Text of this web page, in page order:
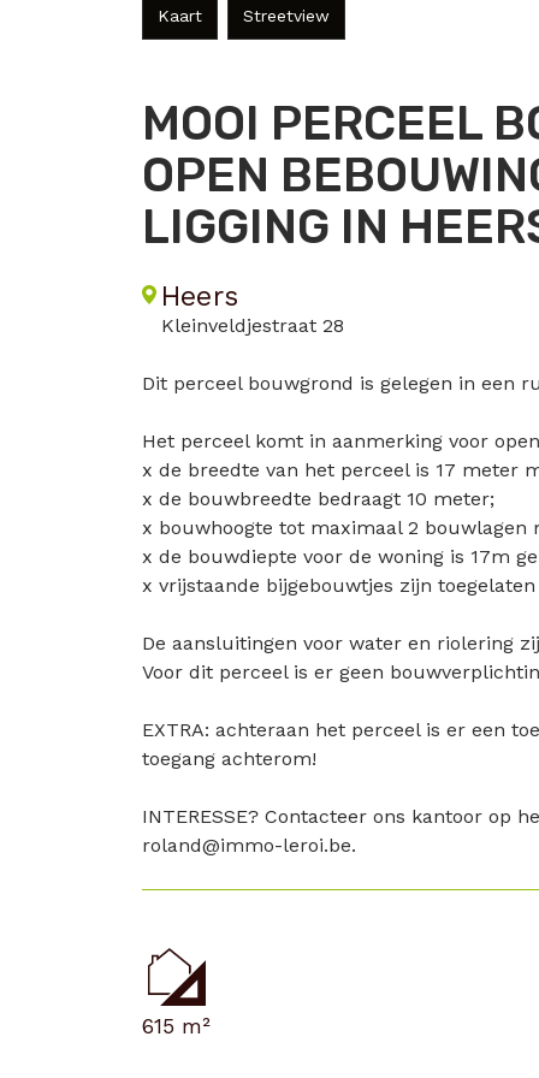
MOOI PERCEEL
OPEN
LIGGING IN
Heers
Kleinveldjestraat 28
Kaart Streetview
Dit perceel bouwgrond is gelegen in een
Het perceel komt in aanmerking voor
x de breedte van het perceel is 17 meter
x de bouwbreedte bedraagt 10 meter;
x bouwhoogte tot maximaal 2 bouwlagen
x de bouwdiepte voor de woning is 17m
x vrijstaande bijgebouwtjes zijn
De aansluitingen voor water en riolering
Voor dit perceel is er geen
EXTRA: achteraan het perceel is er een
toegang achterom!
INTERESSE? Contacteer ons kantoor op
roland@immo-leroi.be.
615 m²